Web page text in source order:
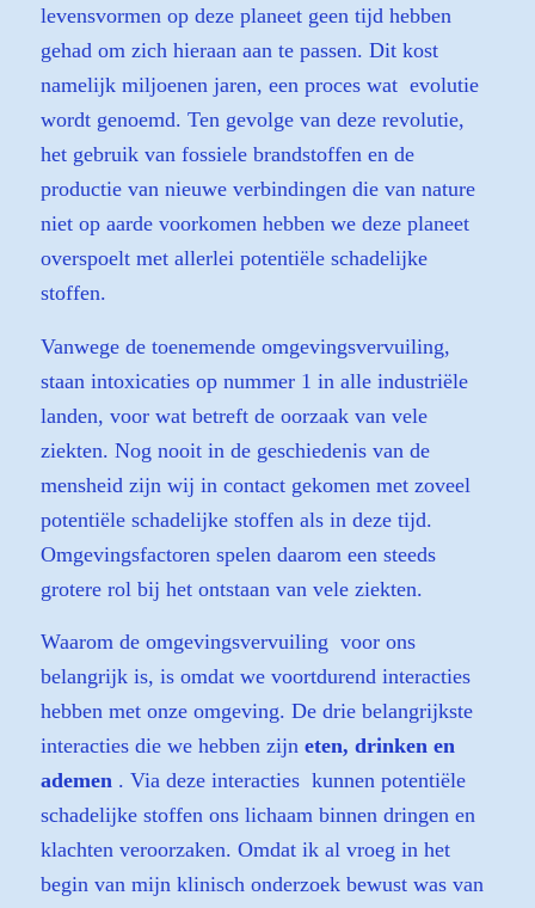
levensvormen op deze planeet geen tijd hebben
gehad om zich hieraan aan te passen. Dit kost
namelijk miljoenen jaren, een proces wat evolutie
wordt genoemd. Ten gevolge van deze revolutie,
het gebruik van fossiele brandstoffen en de
productie van nieuwe verbindingen die van nature
niet op aarde voorkomen hebben we deze planeet
overspoelt met allerlei potentiële schadelijke
stoffen.
Vanwege de toenemende omgevingsvervuiling,
staan intoxicaties op nummer 1 in alle industriële
landen, voor wat betreft de oorzaak van vele
ziekten. Nog nooit in de geschiedenis van de
mensheid zijn wij in contact gekomen met zoveel
potentiële schadelijke stoffen als in deze tijd.
Omgevingsfactoren spelen daarom een steeds
grotere rol bij het ontstaan van vele ziekten.
Waarom de omgevingsvervuiling voor ons
belangrijk is, is omdat we voortdurend interacties
hebben met onze omgeving. De drie belangrijkste
interacties die we hebben zijn eten, drinken en
ademen . Via deze interacties kunnen potentiële
schadelijke stoffen ons lichaam binnen dringen en
klachten veroorzaken. Omdat ik al vroeg in het
begin van mijn klinisch onderzoek bewust was van